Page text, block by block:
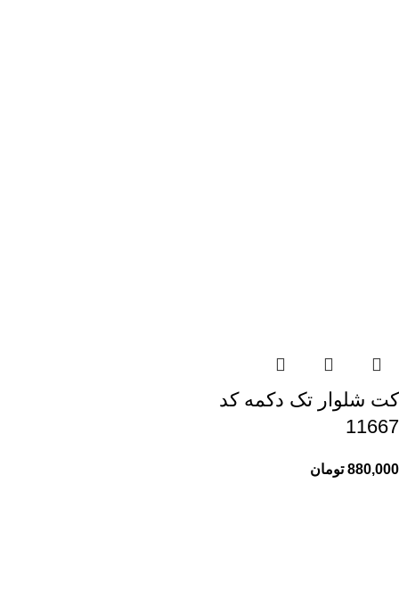
کت شلوار تک دکمه کد
11667
880,000 تومان